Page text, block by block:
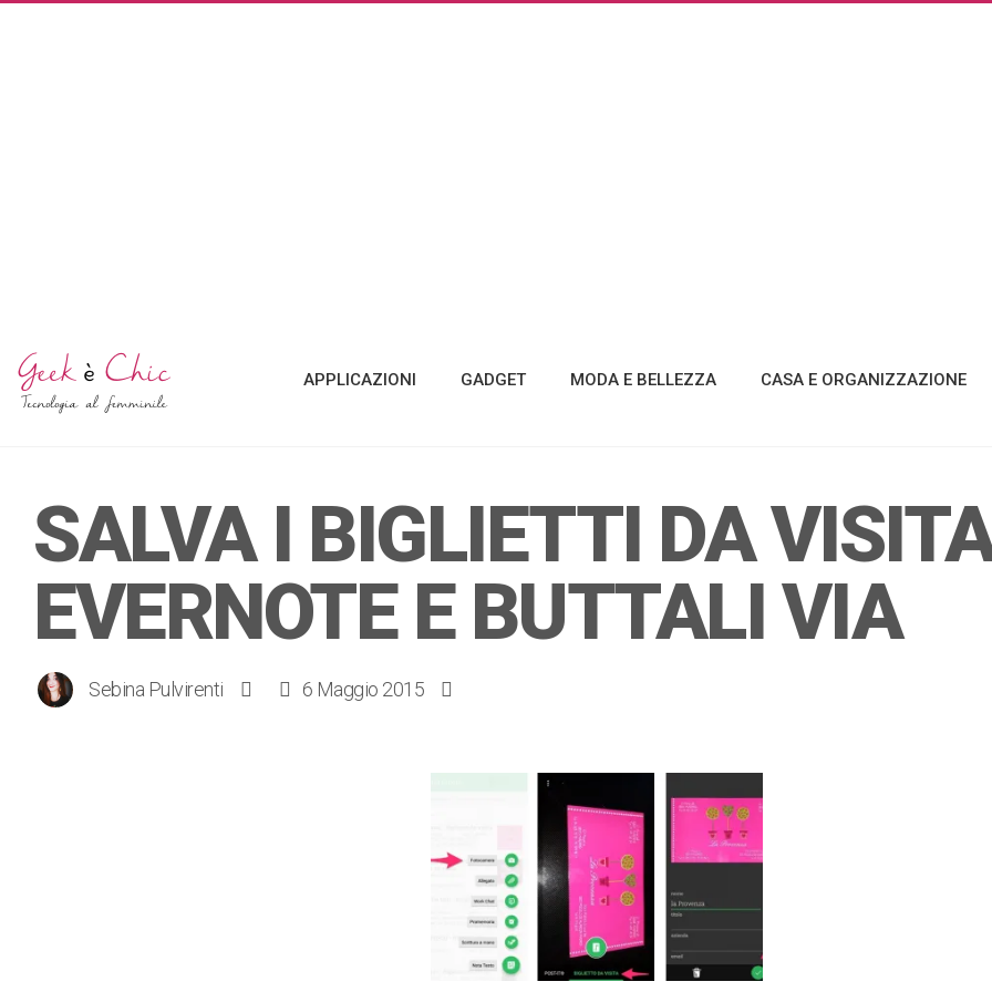
APPLICAZIONI GADGET MODA E BELLEZZA CASA E ORGANIZZAZIONE
SALVA I BIGLIETTI DA
EVERNOTE E BUTTALI VIA
Sebina Pulvirenti 6 Maggio 2015